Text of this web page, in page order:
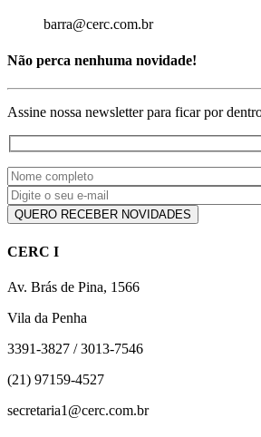
barra@cerc.com.br
Não perca nenhuma novidade!
Assine nossa newsletter para ficar por
CERC I
Av. Brás de Pina, 1566
Vila da Penha
3391-3827 / 3013-7546
(21) 97159-4527
secretaria1@cerc.com.br